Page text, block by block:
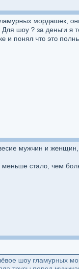
мордашек,
шоу ? за деньги я
и понял что это
мужчин и
меньше стало, чем
шоу гламурных